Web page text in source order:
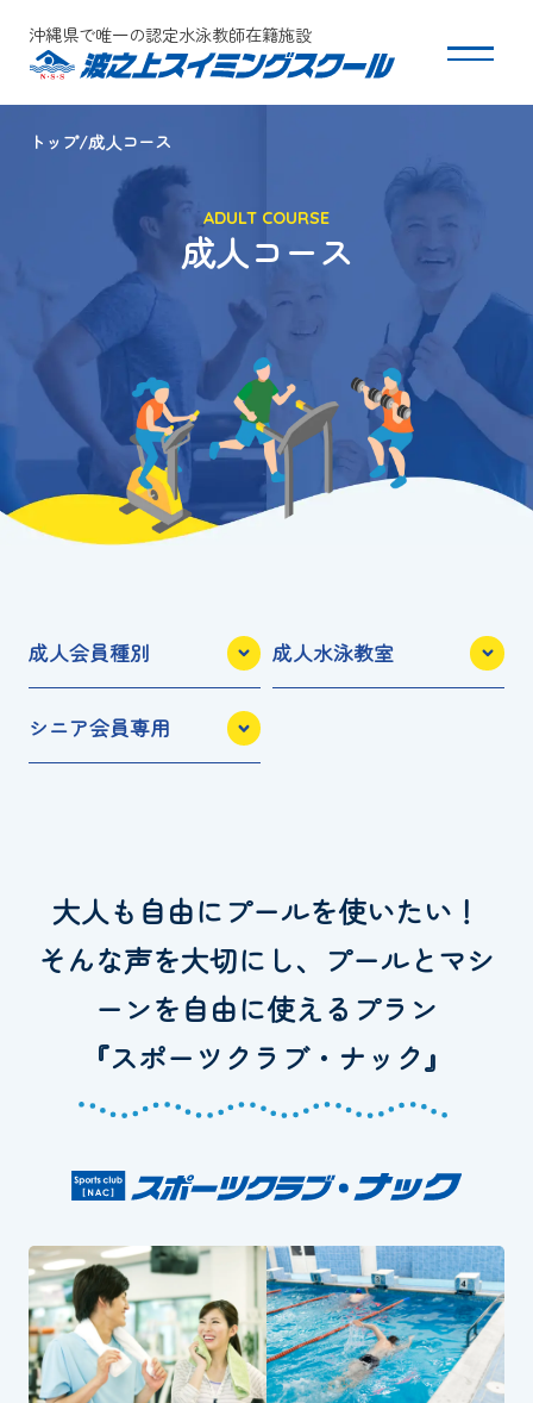
沖縄県で唯一の認定水泳教師在籍施設
スクールについて
コース・クラス紹介
体験・入会
団体会員募集
保護者の方へ
採用情報
カレンダー
波スイタイムズ
Tel.098-863-7264
平日 9:00～22:00｜土祝 9:00～21:00
メールでお問い合わせ
スイミングスクールの
体験申し込みはこちら!
トップ 成人コース
ADULT COURSE
成人コース
成人会員種別 成人水泳教室
シニア会員専用
大人も自由にプールを使いたい！
そんな声を大切にし、プールとマシ
ーンを自由に使えるプラン
『スポーツクラブ・ナック』